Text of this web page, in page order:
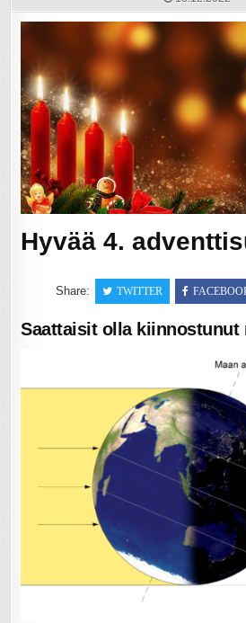
Hyvää 4.
Share: TWITTER
Saattaisit olla kiinnostunut